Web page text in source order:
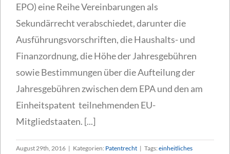
EPO) eine Reihe Vereinbarungen als
Sekundärrecht verabschiedet, darunter die
Ausführungsvorschriften, die Haushalts- und
Finanzordnung, die Höhe der Jahresgebühren
sowie Bestimmungen über die Aufteilung der
Jahresgebühren zwischen dem EPA und den am
Einheitspatent teilnehmenden EU-
Mitgliedstaaten. [...]
August 29th, 2016 | Kategorien: Patentrecht | Tags: einheitliches